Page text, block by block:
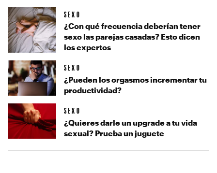
SEXO
¿Con qué frecuencia deberían tener
sexo las parejas casadas? Esto dicen
los expertos
SEXO
¿Pueden los orgasmos incrementar tu
productividad?
SEXO
¿Quieres darle un upgrade a tu vida
sexual? Prueba un juguete